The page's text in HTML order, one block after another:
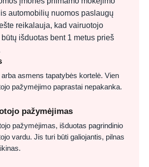
automobilių nuomos paslaugų
reikalauja, kad vairuotojo
išduotas bent 1 metus prieš
asmens tapatybės kortelė. Vien
pažymėjimo paprastai nepakanka.
pažymėjimas
pažymėjimas, išduotas pagrindinio
vardu. Jis turi būti galiojantis, pilnas